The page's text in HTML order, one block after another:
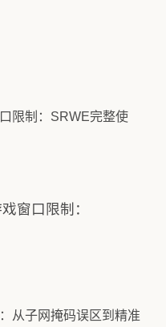
窗口限制：